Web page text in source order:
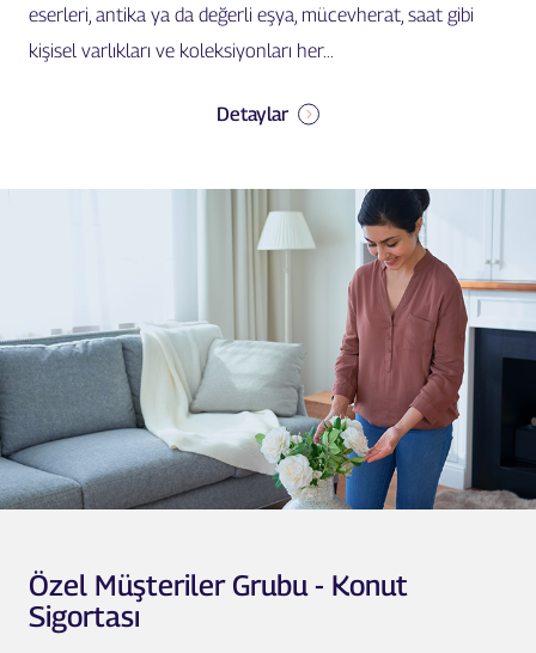
eserleri, antika ya da değerli eşya, mücevherat, saat gibi
kişisel varlıkları ve koleksiyonları her...
Detaylar
Özel Müşteriler Grubu - Konut
Sigortası